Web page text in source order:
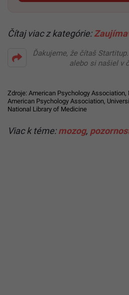
Čítaj viac z kategórie:
Ďakujeme, že čítaš
alebo si našiel v
Zdroje: American Psychology Association,
American Psychology Association,
National Library of Medicine
Viac k téme:mozog,